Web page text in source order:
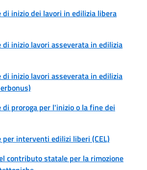
di inizio dei lavori in edilizia libera
di inizio lavori asseverata in edilizia
di inizio lavori asseverata in edilizia
di proroga per l'inizio o la fine dei
per interventi edilizi liberi (CEL)
contributo statale per la rimozione